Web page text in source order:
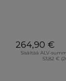
264,90 €
Sisältää ALV-
53,82 €